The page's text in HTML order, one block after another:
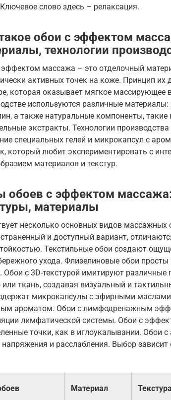
слово здесь – релаксация.
обои с эффектом
технологии
массажа – это отделочный
активных точек на коже. Принцип их
которая оказывает мягкое массирующее
используются различные материалы:
а также натуральные компоненты, такие
экстракты. Технологии
специальных гелей и микрокапсул с
который любит экспериментировать с
материалов и текстур.
обоев с эффектом
материалы
несколько основных видов
и доступный вариант,
Текстильные обои создают
ухода. Флизелиновые обои
Обои с 3D-текстурой имитируют различные
или ткань, создавая визуальный и
микрокапсулы с эфирными
ароматом. Обои с лимфодренажным
лимфатической системы. Обои с
точки, как в иглоукалывании. Обои с
напряжения и расслабления. Выбор
Материал Текстура